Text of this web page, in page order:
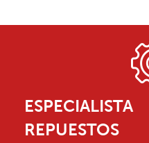
ESPECIALISTA
REPUESTOS